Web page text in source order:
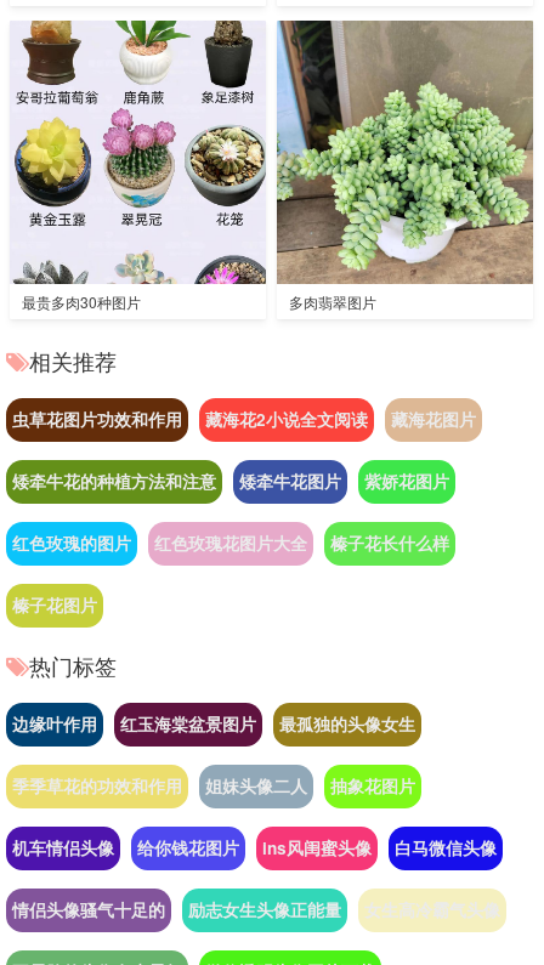
最贵多肉30种图片 多肉翡翠图片
相关推荐
虫草花图片功效和作用 藏海花2小说全文阅读 藏海花图片
矮牵牛花的种植方法和注意 矮牵牛花图片 紫娇花图片
红色玫瑰的图片 红色玫瑰花图片大全 榛子花长什么样
榛子花图片
热门标签
边缘叶作用 红玉海棠盆景图片 最孤独的头像女生
季季草花的功效和作用 姐妹头像二人 抽象花图片
机车情侣头像 给你钱花图片 ins风闺蜜头像 白马微信头像
情侣头像骚气十足的 励志女生头像正能量 女生高冷霸气头像